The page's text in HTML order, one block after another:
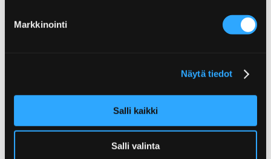
Markkinointi
Näytä tiedot
Salli kaikki
Salli valinta
Customer Service answers 9-15.
International Sales
Marisa Ryökäs